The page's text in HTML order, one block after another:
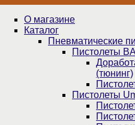
О магазине
Каталог
Пнев­ма­ти­чес­кие
Пистолеты
(тюнинг)
Пистолеты